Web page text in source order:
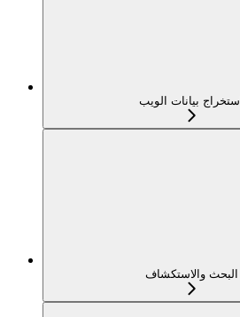
استخراج بيانات الويب
البحث والاستكشاف